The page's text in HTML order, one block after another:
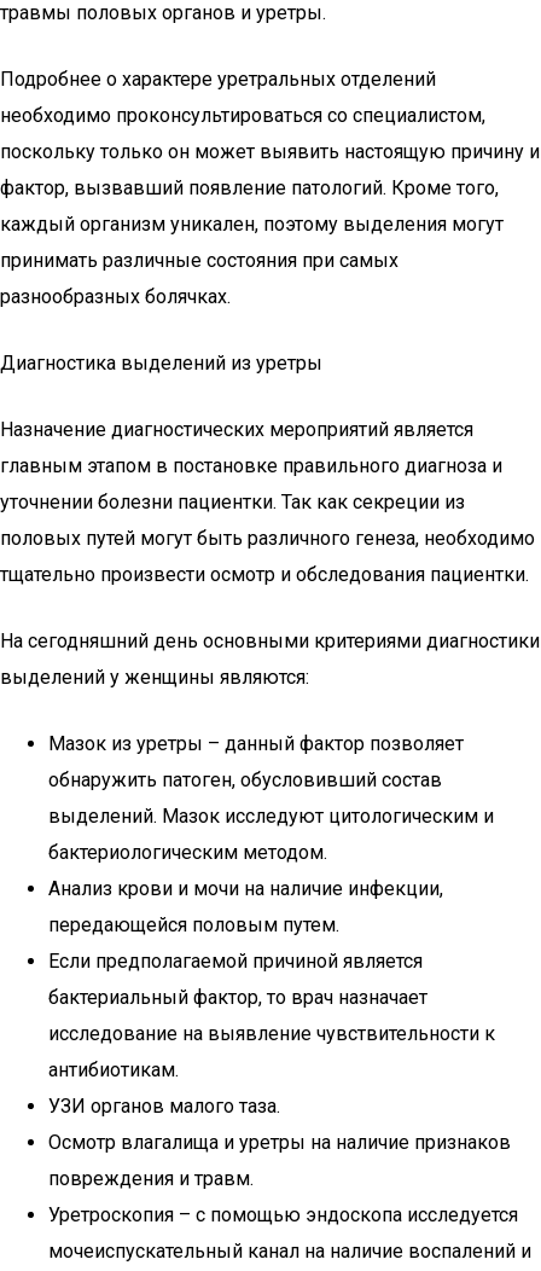
травмы половых органов и уретры.
Подробнее о характере уретральных отделений
необходимо проконсультироваться со специалистом,
поскольку только он может выявить настоящую причину и
фактор, вызвавший появление патологий. Кроме того,
каждый организм уникален, поэтому выделения могут
принимать различные состояния при самых
разнообразных болячках.
Диагностика выделений из уретры
Назначение диагностических мероприятий является
главным этапом в постановке правильного диагноза и
уточнении болезни пациентки. Так как секреции из
половых путей могут быть различного генеза, необходимо
тщательно произвести осмотр и обследования пациентки.
На сегодняшний день основными критериями диагностики
выделений у женщины являются:
Мазок из уретры – данный фактор позволяет
обнаружить патоген, обусловивший состав
выделений. Мазок исследуют цитологическим и
бактериологическим методом.
Анализ крови и мочи на наличие инфекции,
передающейся половым путем.
Если предполагаемой причиной является
бактериальный фактор, то врач назначает
исследование на выявление чувствительности к
антибиотикам.
УЗИ органов малого таза.
Осмотр влагалища и уретры на наличие признаков
повреждения и травм.
Уретроскопия – с помощью эндоскопа исследуется
мочеиспускательный канал на наличие воспалений и